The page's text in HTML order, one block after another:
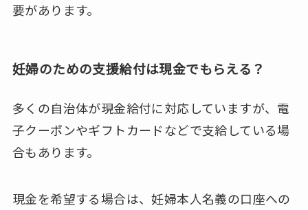
要があります。
妊婦のための支援給付は現金でもらえる？
多くの自治体が現金給付に対応していますが、電
子クーポンやギフトカードなどで支給している場
合もあります。
現金を希望する場合は、妊婦本人名義の口座への